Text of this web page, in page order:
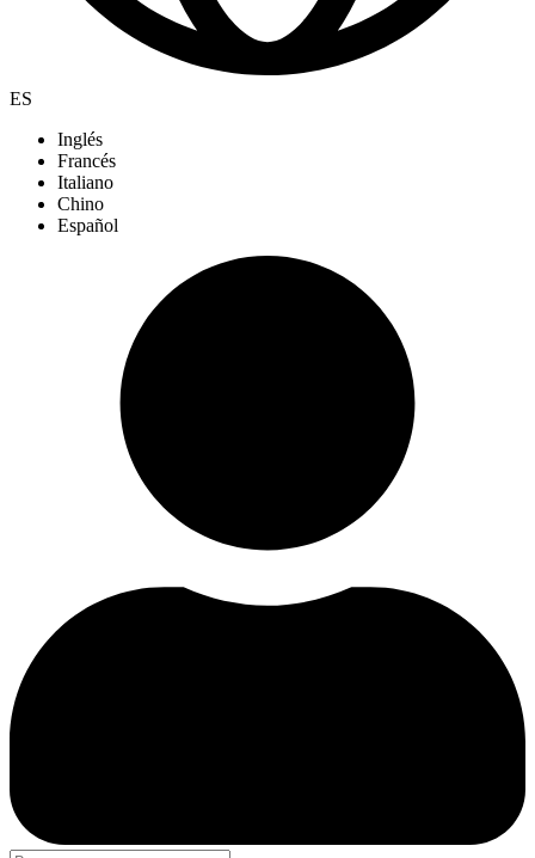
ES
Inglés
Francés
Italiano
Chino
Español